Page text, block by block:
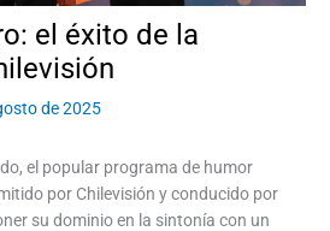
el éxito de la
de 2025
el popular programa de humor
por Chilevisión y conducido por
su dominio en la sintonía con un